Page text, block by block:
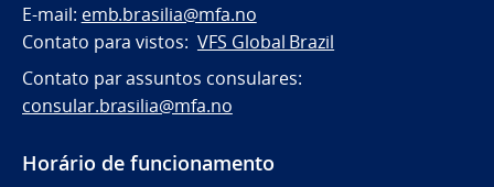
E-mail: emb.brasilia@mfa.no
Contato para vistos: VFS Global Brazil
Contato par assuntos consulares:
consular.brasilia@mfa.no
Horário de funcionamento